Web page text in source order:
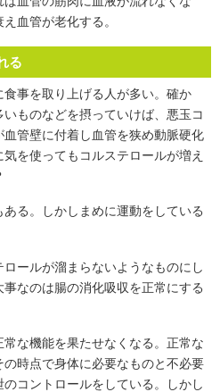
血管が老化する。
る
事を取り上げる人が多い。確か
ものなどを摂っていけば、悪玉コ
管壁に付着し血管を狭め動脈硬化
を使ってもコルステロールが増え
る。しかしまめに運動をしている
ールが溜まらないようなものにし
なのは腸の消化吸収を正常にする
な機能を果たせなくなる。正常な
時点で身体に必要なものと不必要
コントロールをしている。しかし